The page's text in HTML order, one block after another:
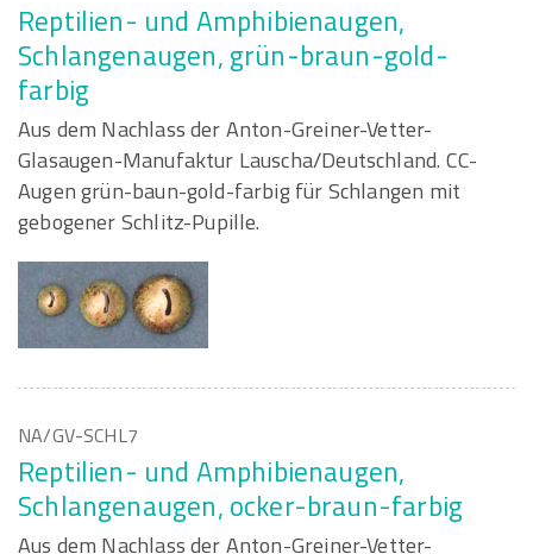
Reptilien- und Amphibienaugen,
Schlangenaugen, grün-braun-gold-
farbig
Aus dem Nachlass der Anton-Greiner-Vetter-
Glasaugen-Manufaktur Lauscha/Deutschland. CC-
Augen grün-baun-gold-farbig für Schlangen mit
gebogener Schlitz-Pupille.
NA/GV-SCHL7
Reptilien- und Amphibienaugen,
Schlangenaugen, ocker-braun-farbig
Aus dem Nachlass der Anton-Greiner-Vetter-